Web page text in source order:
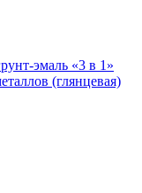
эмаль «3 в 1»
(глянцевая)